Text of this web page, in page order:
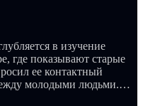
в изучение
где показывают старые
ее контактный
молодыми людьми.